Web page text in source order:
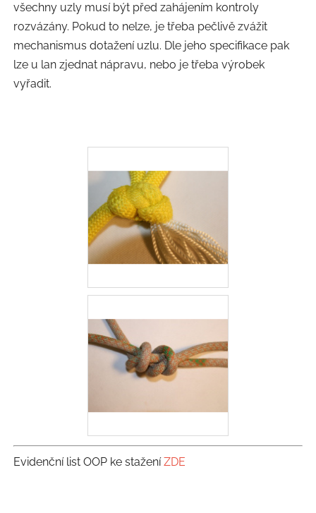
všechny uzly musí být před zahájením kontroly
rozvázány. Pokud to nelze, je třeba pečlivě zvážit
mechanismus dotažení uzlu. Dle jeho specifikace pak
lze u lan zjednat nápravu, nebo je třeba výrobek
vyřadit.
Evidenční list OOP ke staženíZDE